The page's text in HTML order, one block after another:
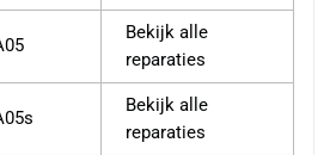
Bekijk alle
reparaties
Bekijk alle
reparaties